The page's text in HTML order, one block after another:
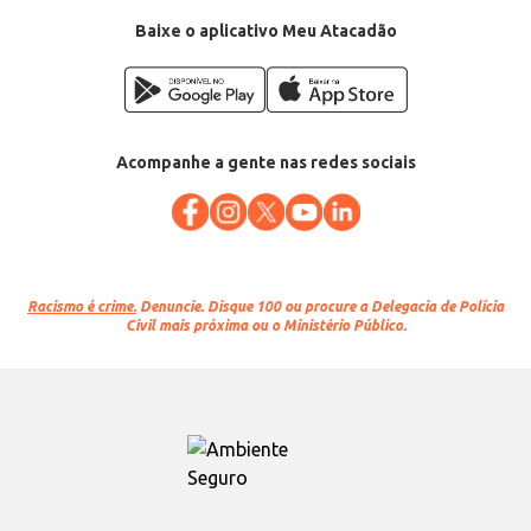
Baixe o aplicativo Meu Atacadão
Acompanhe a gente nas redes sociais
Racismo é crime. Denuncie. Disque 100 ou procure a Delegacia de Polícia
Civil mais próxima ou o Ministério Público.